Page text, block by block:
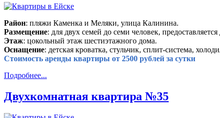
Район: пляжи Каменка и Меляки, улица Калинина.
Размещение: для двух семей до семи человек,
Этаж: цокольный этаж шестиэтажного дома.
Оснащение: детская кроватка, стульчик, сплит-система,
Стоимость аренды квартиры от 2500 рублей за сутки
Подробнее...
Двухкомнатная квартира №35